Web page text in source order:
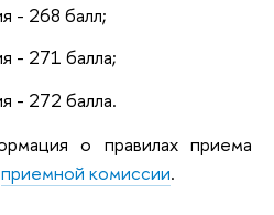
- 268 балл;
- 271 балла;
- 272 балла.
о правилах приема
приемной комиссии.